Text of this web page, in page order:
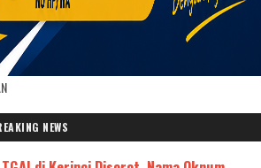
NEWS